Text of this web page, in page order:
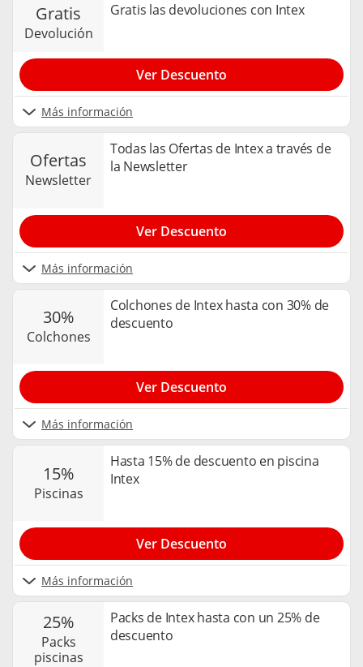
gratis
devolución
Gratis las devoluciones con Intex
Más información
Ver Descuento
ofertas
newsletter
Todas las Ofertas de Intex a través de
la Newsletter
Más información
Ver Descuento
30%
colchones
Colchones de Intex hasta con 30% de
descuento
Más información
Ver Descuento
15%
piscinas
Hasta 15% de descuento en piscina
Intex
Más información
Ver Descuento
25%
packs
piscinas
Packs de Intex hasta con un 25% de
descuento